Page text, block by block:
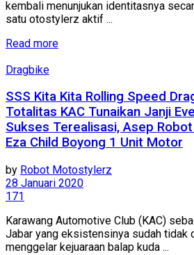
kembali menunjukan identitasnya
satu otostylerz aktif ...
Read more
Dragbike
SSS Kita Kita Rolling Speed
Totalitas KAC Tunaikan Janji
Sukses Terealisasi, Asep
Eza Child Boyong 1 Unit Motor
by Robot Motostylerz
28 Januari 2020
171
Karawang Automotive Club (KAC)
Jabar yang eksistensinya sudah tidak
menggelar kejuaraan balap kuda ...